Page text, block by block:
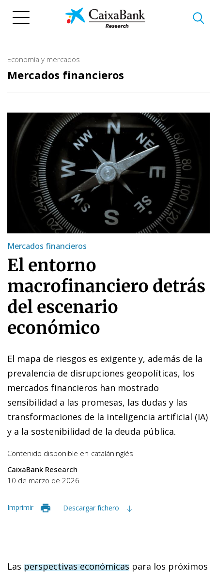
Economía y mercados
Mercados financieros
Mercados financieros
El entorno
macrofinanciero detrás
del escenario
económico
El mapa de riesgos es exigente y, además de la
prevalencia de disrupciones geopolíticas, los
mercados financieros han mostrado
sensibilidad a las promesas, las dudas y las
transformaciones de la inteligencia artificial (IA)
y a la sostenibilidad de la deuda pública.
Contenido disponible en cataláninglés
CaixaBank Research
10 de marzo de 2026
Imprimir Descargar fichero
Las perspectivas económicas para los próximos